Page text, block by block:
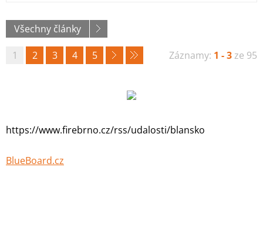
Všechny články
Záznamy: 1 - 3ze 95
1 2 3 4 5
https://www.firebrno.cz/rss/udalosti/blansko
BlueBoard.cz